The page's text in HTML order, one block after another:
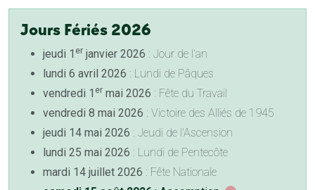
Jours Fériés 2026
jeudi 1 er janvier 2026 : Jour de l'an
lundi 6 avril 2026 : Lundi de Pâques
vendredi 1 er mai 2026 : Fête du Travail
vendredi 8 mai 2026 : Victoire des Alliés de 1945
jeudi 14 mai 2026 : Jeudi de l'Ascension
lundi 25 mai 2026 : Lundi de Pentecôte
mardi 14 juillet 2026 : Fête Nationale